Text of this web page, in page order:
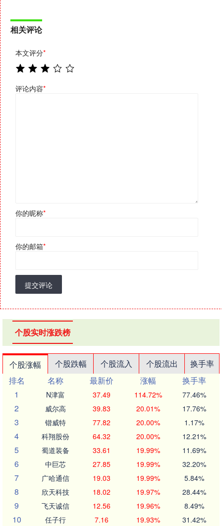
相关评论
本文评分*
评论内容*
你的昵称*
你的邮箱*
提交评论
个股实时涨跌榜
个股涨幅 个股跌幅 个股流入 个股流出
换手率
排名
名称 最新价 涨幅
换手率
1
N津富 37.49 114.72% 77.46%
2 威尔高 39.83 20.01% 17.76%
3 锴威特 77.82 20.00% 1.17%
4 科翔股份 64.32 20.00% 12.21%
5 蜀道装备 33.61 19.99% 11.69%
6 中巨芯 27.85 19.99% 32.20%
7 广哈通信 19.03 19.99% 5.84%
8 欣天科技 18.02 19.97% 28.44%
9 飞天诚信 12.56 19.96% 8.49%
10 任子行 7.16 19.93% 31.42%